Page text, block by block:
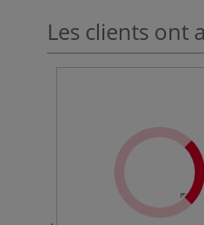
Les clients ont